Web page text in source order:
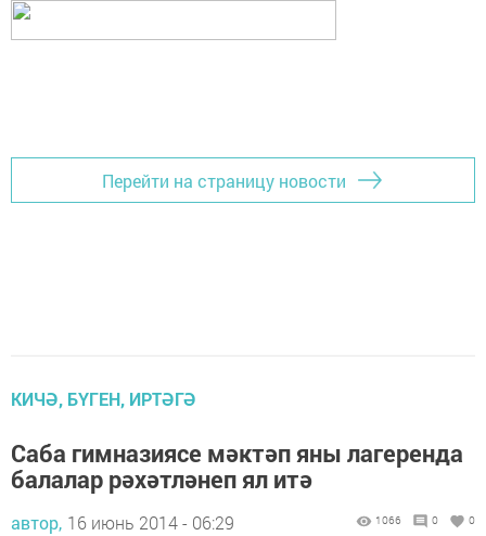
Перейти на страницу новости
КИЧӘ, БҮГЕН, ИРТӘГӘ
Саба гимназиясе мәктәп яны лагеренда
балалар рәхәтләнеп ял итә
автор, 16 июнь 2014 - 06:29 1066 0 0